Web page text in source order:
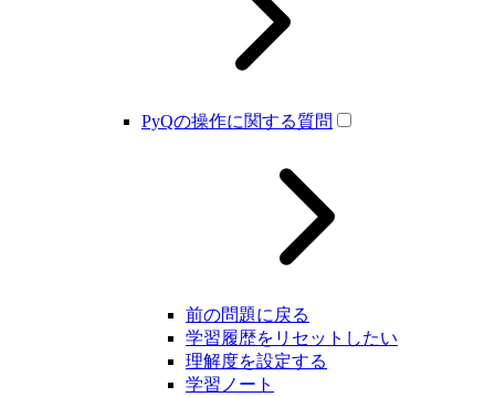
PyQの操作に関する質問
前の問題に戻る
学習履歴をリセットしたい
理解度を設定する
学習ノート